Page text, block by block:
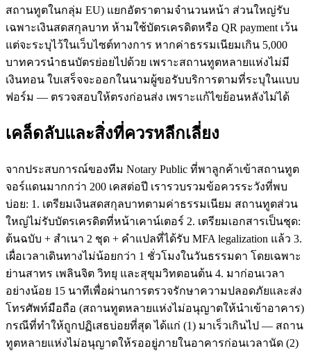
สถานทูตในกลุ่ม EU) แยกอัตราตามจำนวนหน้า ส่วนใหญ่รับ
เฉพาะเงินสดสกุลบาท ห้ามใช้บัตรเครดิตหรือ QR payment เว้น
แต่จะระบุไว้ในเว็บไซต์ทางการ หากค่าธรรมเนียมเกิน 5,000
บาทควรนำธนบัตรย่อยไปด้วย เพราะสถานทูตหลายแห่งไม่มี
เงินทอน ใบเสร็จจะออกในนามผู้ขอรับบริการตามที่ระบุในแบบ
ฟอร์ม — ตรวจสอบให้ตรงก่อนส่ง เพราะแก้ไขย้อนหลังไม่ได้
เคล็ดลับและสิ่งที่ควรหลีกเลี่ยง
จากประสบการณ์ของทีม Notary Public ที่พาลูกค้าเข้าสถานทูต
จอร์แดนมากกว่า 200 เคสต่อปี เรารวบรวมข้อควรระวังที่พบ
บ่อย: 1. เตรียมเงินสดสกุลบาทตามค่าธรรมเนียม สถานทูตส่วน
ใหญ่ไม่รับบัตรเครดิตที่หน้าเคาน์เตอร์ 2. เตรียมเอกสารเป็นชุด:
ต้นฉบับ + สำเนา 2 ชุด + คำแปลที่ได้รับ MFA legalization แล้ว 3.
เผื่อเวลาเดินทางไม่น้อยกว่า 1 ชั่วโมงในวันธรรมดา โดยเฉพาะ
ย่านสาทร เพลินจิต วิทยุ และสุขุมวิทตอนต้น 4. มาก่อนเวลา
อย่างน้อย 15 นาทีเพื่อผ่านการตรวจรักษาความปลอดภัยและส่ง
โทรศัพท์มือถือ (สถานทูตหลายแห่งไม่อนุญาตให้นำเข้าอาคาร)
กรณีที่ทำให้ถูกปฏิเสธบ่อยที่สุด ได้แก่ (1) มาเร็วเกินไป — สถาน
ทูตหลายแห่งไม่อนุญาตให้รออยู่ภายในอาคารก่อนเวลานัด (2)